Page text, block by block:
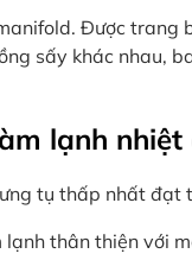
Được trang
sấy khác nhau,
lạnh
tụ thấp nhất đạt
thân thiện với